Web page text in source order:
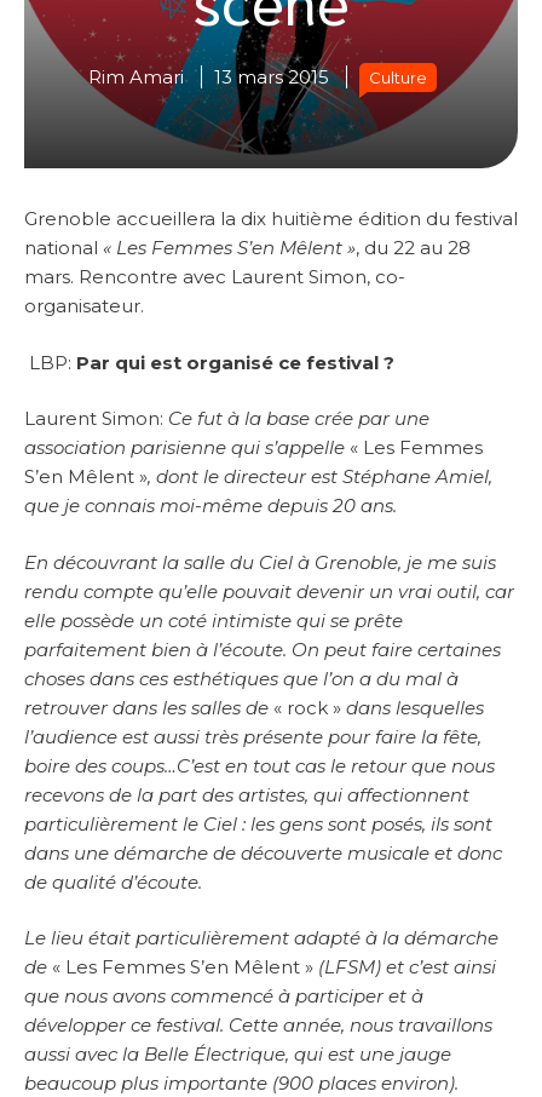
Rim Amari 13 mars 2015 Culture
Grenoble accueillera la dix huitième édition du festival
national « Les Femmes S’en Mêlent », du 22 au 28
mars. Rencontre avec Laurent Simon, co-
organisateur.
LBP: Par qui est organisé ce festival ?
Laurent Simon: Ce fut à la base crée par une
association parisienne qui s’appelle « Les Femmes
S’en Mêlent », dont le directeur est Stéphane Amiel,
que je connais moi-même depuis 20 ans.
En découvrant la salle du Ciel à Grenoble, je me suis
rendu compte qu’elle pouvait devenir un vrai outil, car
elle possède un coté intimiste qui se prête
parfaitement bien à l’écoute. On peut faire certaines
choses dans ces esthétiques que l’on a du mal à
retrouver dans les salles de « rock » dans lesquelles
l’audience est aussi très présente pour faire la fête,
boire des coups…C’est en tout cas le retour que nous
recevons de la part des artistes, qui affectionnent
particulièrement le Ciel : les gens sont posés, ils sont
dans une démarche de découverte musicale et donc
de qualité d’écoute.
Le lieu était particulièrement adapté à la démarche
de « Les Femmes S’en Mêlent » (LFSM) et c’est ainsi
que nous avons commencé à participer et à
développer ce festival. Cette année, nous travaillons
aussi avec la Belle Électrique, qui est une jauge
beaucoup plus importante (900 places environ).